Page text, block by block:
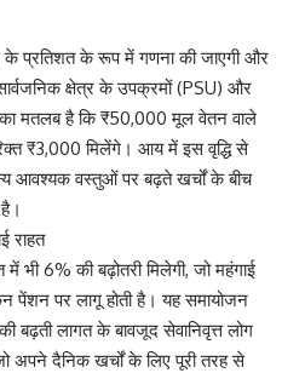
के प्रतिशत के रूप में गणना की जाएगी और
क्षेत्र के उपक्रमों (PSU) और
मतलब है कि ₹50,000 मूल वेतन वाले
₹3,000 मिलेंगे। आय में इस वृद्धि से
आवश्यक वस्तुओं पर बढ़ते खर्चों के बीच
राहत
भी 6% की बढ़ोतरी मिलेगी, जो महंगाई
पेंशन पर लागू होती है। यह समायोजन
बढ़ती लागत के बावजूद सेवानिवृत्त लोग
अपने दैनिक खर्चों के लिए पूरी तरह से